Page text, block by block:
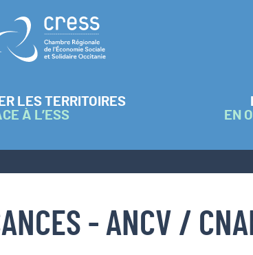
à l'accueil
LES TERRITOIRES
À L’ESS
EN
- ANCV /